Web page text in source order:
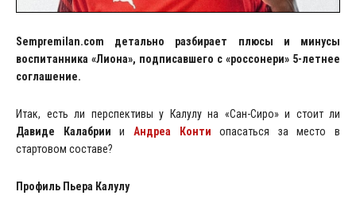
Sempremilan.com
детально разбирает плюсы и минусы
воспитанника «Лиона», подписавшего с «россонери» 5-летнее
соглашение.
Итак, есть ли перспективы у Калулу на «Сан-Сиро» и стоит ли
Давиде Калабрии и Андреа Конти опасаться за место в
стартовом составе?
Профиль Пьера Калулу